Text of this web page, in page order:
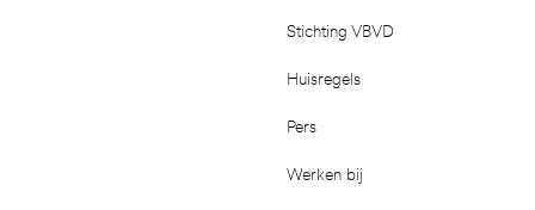
Stichting VBVD
Huisregels
Pers
Werken bij